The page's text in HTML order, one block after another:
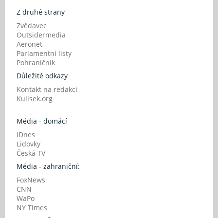
Z druhé strany
Zvědavec
Outsidermedia
Aeronet
Parlamentní listy
Pohraničník
Důležité odkazy
Kontakt na redakci
Kulisek.org
Média - domácí
iDnes
Lidovky
Česká TV
Média - zahraniční:
FoxNews
CNN
WaPo
NY Times